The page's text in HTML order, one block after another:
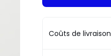
Coûts de livraison